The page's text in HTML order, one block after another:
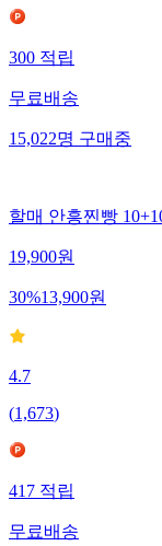
300적립
무료배송
15,022명구매중
할매 안흥찐빵
19,900원
30%13,900원
4.7
(1,673)
417적립
무료배송